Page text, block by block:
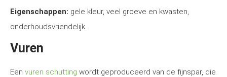
Eigenschappen: gele kleur, veel groeve en kwasten,
onderhoudsvriendelijk.
Vuren
Een vuren schutting wordt geproduceerd van de fijnspar, die